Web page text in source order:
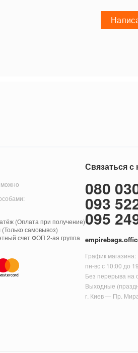
(Оплата при получение)
самовывоз)
счет ФОП 2-ая группа
Связаться с
080
093
095
График магазина:
пн-вс с 10:00 до
Без перерыва на
Выходные
г. Киев — Пр.